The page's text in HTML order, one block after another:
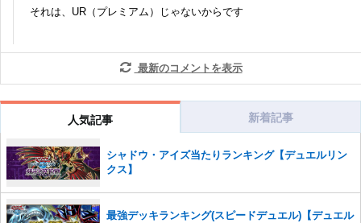
それは、UR（プレミアム）じゃないからです
最新のコメントを表示
人気記事 新着記事
シャドウ・アイズ当たりランキング【デュエルリン
クス】
最強デッキランキング(スピードデュエル)【デュエル